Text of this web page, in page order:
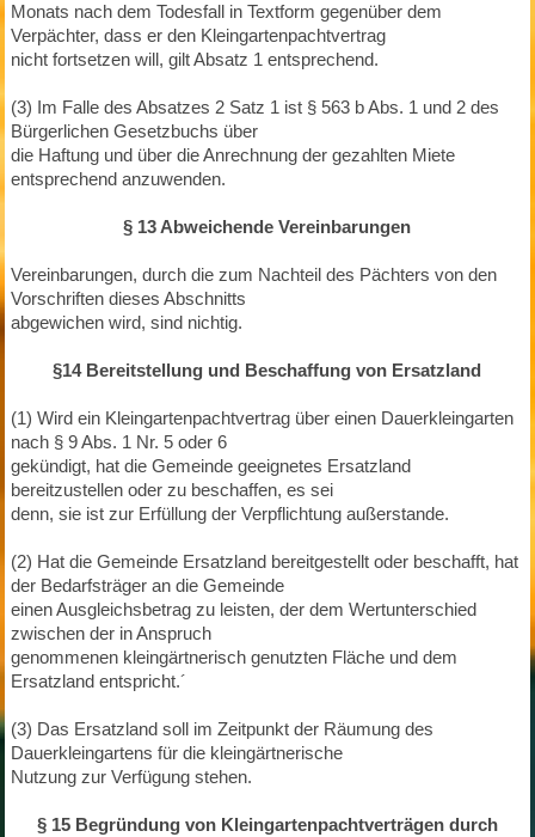
Monats nach dem Todesfall in Textform gegenüber dem
Verpächter, dass er den Kleingartenpachtvertrag
nicht fortsetzen will, gilt Absatz 1 entsprechend.
(3) Im Falle des Absatzes 2 Satz 1 ist § 563 b Abs. 1 und 2 des
Bürgerlichen Gesetzbuchs über
die Haftung und über die Anrechnung der gezahlten Miete
entsprechend anzuwenden.
§ 13 Abweichende Vereinbarungen
Vereinbarungen, durch die zum Nachteil des Pächters von den
Vorschriften dieses Abschnitts
abgewichen wird, sind nichtig.
§14 Bereitstellung und Beschaffung von Ersatzland
(1) Wird ein Kleingartenpachtvertrag über einen Dauerkleingarten
nach § 9 Abs. 1 Nr. 5 oder 6
gekündigt, hat die Gemeinde geeignetes Ersatzland
bereitzustellen oder zu beschaffen, es sei
denn, sie ist zur Erfüllung der Verpflichtung außerstande.
(2) Hat die Gemeinde Ersatzland bereitgestellt oder beschafft, hat
der Bedarfsträger an die Gemeinde
einen Ausgleichsbetrag zu leisten, der dem Wertunterschied
zwischen der in Anspruch
genommenen kleingärtnerisch genutzten Fläche und dem
Ersatzland entspricht.´
(3) Das Ersatzland soll im Zeitpunkt der Räumung des
Dauerkleingartens für die kleingärtnerische
Nutzung zur Verfügung stehen.
§ 15 Begründung von Kleingartenpachtverträgen durch